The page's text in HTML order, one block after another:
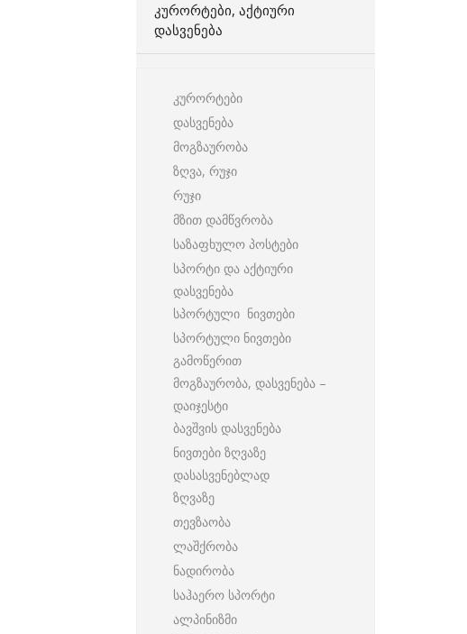
ᲙᲣᲠᲝᲠᲢᲔᲑᲘ, ᲐᲥᲢᲘᲣᲠᲘ
ᲓᲐᲡᲕᲔᲜᲔᲑᲐ
კურორტები
დასვენება
მოგზაურობა
ზღვა, რუჯი
რუჯი
მზით დამწვრობა
საზაფხულო პოსტები
სპორტი და აქტიური
დასვენება
სპორტული ნივთები
სპორტული ნივთები
გამოწერით
მოგზაურობა, დასვენება –
დაიჯესტი
ბავშვის დასვენება
ნივთები ზღვაზე
დასასვენებლად
ზღვაზე
თევზაობა
ლაშქრობა
ნადირობა
საჰაერო სპორტი
ალპინიზმი